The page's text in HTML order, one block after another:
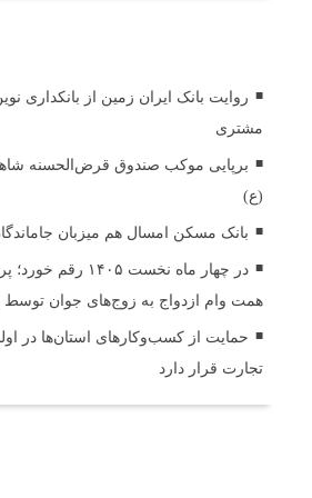
روایت بانک ایران زمین از بانکداری
مشتری
برپایی موکب صندوق قرض‌الحسنه
(ع)
بانک مسکن امسال هم میزبان
همت وام ازدواج به زوج‌های جوان توسط
حمایت از کسب‌وکارهای استان‌ها در
تجارت قرار دارد